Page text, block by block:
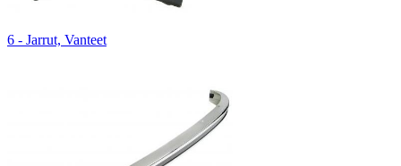
6 - Jarrut, Vanteet